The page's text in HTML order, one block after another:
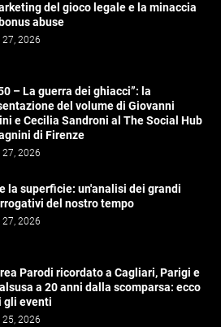
del gioco legale e la minaccia
abuse
2026
– La guerra dei ghiacci”: la
del volume di Giovanni
e Cecilia Sandroni al The Social Hub
di Firenze
2026
la superficie: un'analisi dei grandi
del nostro tempo
2026
Parodi ricordato a Cagliari, Parigi e
a 20 anni dalla scomparsa: ecco
gli eventi
2026